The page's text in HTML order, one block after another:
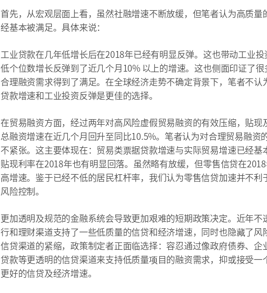
首先，从宏观层面上看，虽然社融增速不断放缓，但笔者认为高质量
经基本被满足。具体来说：
工业贷款在几年低增长后在2018年已经有明显反弹。这也带动工业
低个位数增长反弹到了近几个月10% 以上的增速。这也侧面印证了
合理融资需求得到了满足。在全球经济走势不确定背景下，笔者不认
贷款增速和工业投资反弹是更佳的选择。
在贸易融资方面，经过两年对高风险虚假贸易融资的有效压缩，贴现
总融资增速在近几个月回升至同比10.5%。笔者认为对合理贸易融资
不紧张。这主要体现在：贸易类票据贷款增速与实际贸易增速已经基
贴现利率在2018年也有明显回落。虽然略有放缓，但零售信贷在
高增速。鉴于已经不低的居民杠杆率，我们认为零售信贷加速并不利
风险控制。
更加透明及规范的金融系统会导致更加艰难的短期政策决定。近年不
行和理财渠道支持了一些低质量的信贷和经济增速，同时也隐藏了风
信贷渠道的紧缩，政策制定者正面临选择：容忍通过像政府债券、企
贷款等更透明的信贷渠道来支持低质量项目的融资需求，抑或接受一
更好的信贷及经济增速。